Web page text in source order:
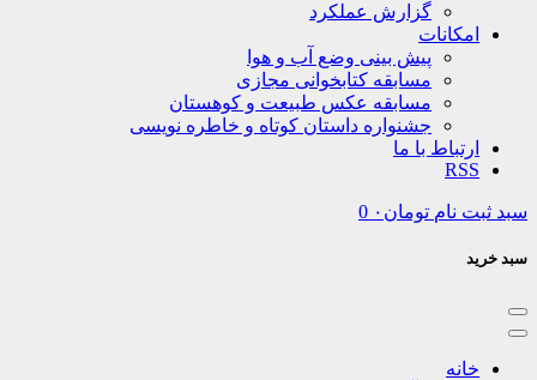
گزارش عملکرد
پیش بینی وضع آب و هوا
مسابقه کتابخوانی مجازی
مسابقه عکس طبیعت و کوهستان
جشنواره داستان کوتاه و خاطره نویسی
با ما
تومان ۰ 0